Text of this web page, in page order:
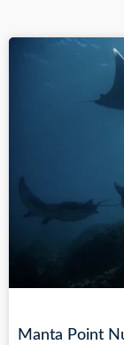
Manta Point